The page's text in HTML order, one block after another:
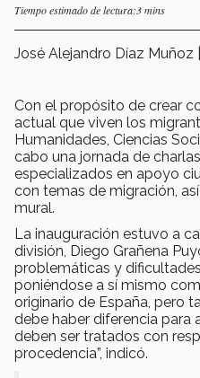
Tiempo estimado de lectura:3 mins
José Alejandro Díaz Muñoz
Con el propósito de crear
actual que viven los
Humanidades, Ciencias
cabo una jornada de
especializados en apoyo
con temas de migración,
mural.
La inauguración estuvo a
división, Diego Grañena
problemáticas y
poniéndose a sí mismo
originario de España, pero
debe haber diferencia para
deben ser tratados con
procedencia”, indicó.